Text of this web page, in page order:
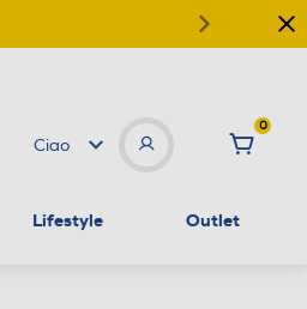
Ciao
0
Lifestyle Outlet